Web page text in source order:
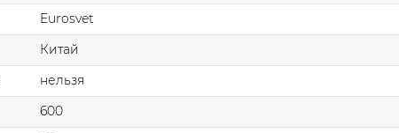
Eurosvet
Китай
нельзя
600